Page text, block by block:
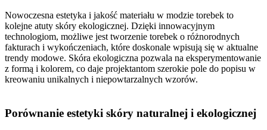
Nowoczesna estetyka i jakość materiału w modzie torebek to
kolejne atuty skóry ekologicznej. Dzięki innowacyjnym
technologiom, możliwe jest tworzenie torebek o różnorodnych
fakturach i wykończeniach, które doskonale wpisują się w aktualne
trendy modowe. Skóra ekologiczna pozwala na eksperymentowanie
z formą i kolorem, co daje projektantom szerokie pole do popisu w
kreowaniu unikalnych i niepowtarzalnych wzorów.
Porównanie estetyki skóry naturalnej i ekologicznej